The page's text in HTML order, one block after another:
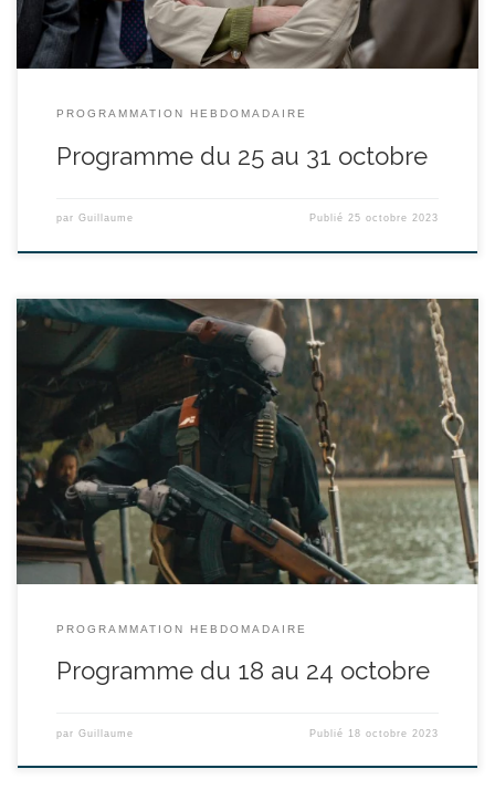
PROGRAMMATION HEBDOMADAIRE
Programme du 25 au 31 octobre
par Guillaume Publié25 octobre 2023
réalisé par Gareth Edwards (V) - avec John David Washington,
Gemma Chan, Ken Watanabe durée : 2h13’ Dans un futur proche,
humains et intelligence artificielle (IA) se livrent une guerre sans
merci. Soldat américain infiltré en Asie, Joshua est séparé de sa
femme Maya au cours d’un assaut. Supposant que […]
PROGRAMMATION HEBDOMADAIRE
Programme du 18 au 24 octobre
par Guillaume Publié 18 octobre 2023